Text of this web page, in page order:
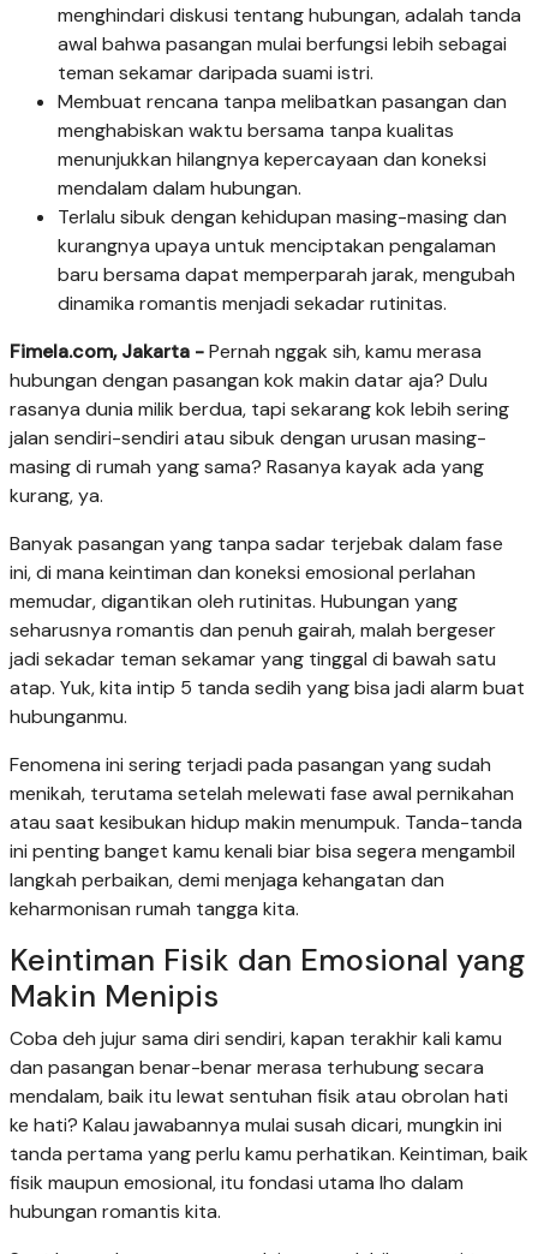
menghindari diskusi tentang hubungan, adalah tanda
awal bahwa pasangan mulai berfungsi lebih sebagai
teman sekamar daripada suami istri.
Membuat rencana tanpa melibatkan pasangan dan
menghabiskan waktu bersama tanpa kualitas
menunjukkan hilangnya kepercayaan dan koneksi
mendalam dalam hubungan.
Terlalu sibuk dengan kehidupan masing-masing dan
kurangnya upaya untuk menciptakan pengalaman
baru bersama dapat memperparah jarak, mengubah
dinamika romantis menjadi sekadar rutinitas.
Fimela.com, Jakarta -Pernah nggak sih, kamu merasa
hubungan dengan pasangan kok makin datar aja? Dulu
rasanya dunia milik berdua, tapi sekarang kok lebih sering
jalan sendiri-sendiri atau sibuk dengan urusan masing-
masing di rumah yang sama? Rasanya kayak ada yang
kurang, ya.
Banyak pasangan yang tanpa sadar terjebak dalam fase
ini, di mana keintiman dan koneksi emosional perlahan
memudar, digantikan oleh rutinitas. Hubungan yang
seharusnya romantis dan penuh gairah, malah bergeser
jadi sekadar teman sekamar yang tinggal di bawah satu
atap. Yuk, kita intip 5 tanda sedih yang bisa jadi alarm buat
hubunganmu.
Fenomena ini sering terjadi pada pasangan yang sudah
menikah, terutama setelah melewati fase awal pernikahan
atau saat kesibukan hidup makin menumpuk. Tanda-tanda
ini penting banget kamu kenali biar bisa segera mengambil
langkah perbaikan, demi menjaga kehangatan dan
keharmonisan rumah tangga kita.
Keintiman Fisik dan Emosional yang
Makin Menipis
Coba deh jujur sama diri sendiri, kapan terakhir kali kamu
dan pasangan benar-benar merasa terhubung secara
mendalam, baik itu lewat sentuhan fisik atau obrolan hati
ke hati? Kalau jawabannya mulai susah dicari, mungkin ini
tanda pertama yang perlu kamu perhatikan. Keintiman, baik
fisik maupun emosional, itu fondasi utama lho dalam
hubungan romantis kita.